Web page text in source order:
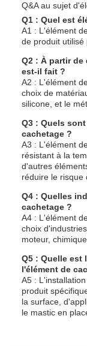
Q&A au sujet
Q1 : Quel est
A1 : L'élément
de produit utilisé
Q2 : À partir de
est-il fait ?
A2 : L'élément
choix de
silicone, et le
Q3 : Quels
cachetage ?
A3 : L'élément
résistant à la
d'autres
réduire le risque
Q4 : Quelles
cachetage ?
A4 : L'élément
choix
moteur,
Q5 : Quelle est
l'élément de
A5 :
produit
la surface,
le mastic en